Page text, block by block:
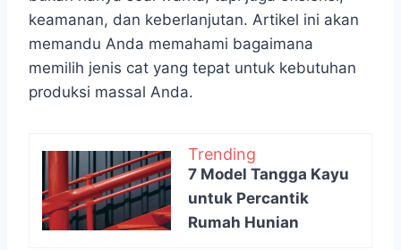
keamanan, dan keberlanjutan. Artikel ini akan
memandu Anda memahami bagaimana
memilih jenis cat yang tepat untuk kebutuhan
produksi massal Anda.
Trending
7 Model Tangga Kayu
untuk Percantik
Rumah Hunian